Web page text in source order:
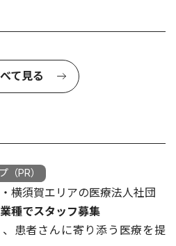
て見る
（PR）
横須賀エリアの医療法人社団
種でスタッフ募集
、患者さんに寄り添う医療を提